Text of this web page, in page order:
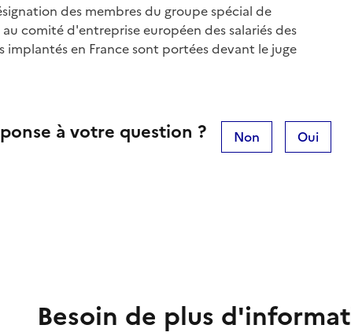
des membres du groupe spécial de
comité d'entreprise européen des salariés des
implantés en France sont portées devant le juge
à votre question ? Non Oui
Besoin de plus